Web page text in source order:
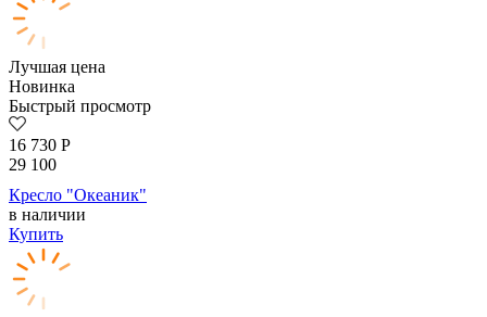
Лучшая цена
Новинка
Быстрый просмотр
16 730 Р
29 100
Кресло "Океаник"
в наличии
Купить